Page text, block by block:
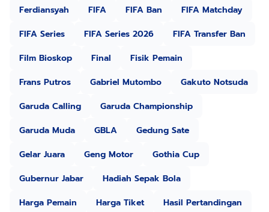
Ferdiansyah
FIFA FIFA Ban
FIFA Matchday
FIFA Series
FIFA Series 2026
FIFA Transfer Ban
Film Bioskop
Final
Fisik Pemain
Frans Putros
Gabriel Mutombo
Gakuto Notsuda
Garuda Calling
Garuda Championship
Garuda Muda
GBLA
Gedung Sate
Gelar Juara
Geng Motor
Gothia Cup
Gubernur Jabar
Hadiah Sepak Bola
Harga Pemain
Harga Tiket
Hasil Pertandingan